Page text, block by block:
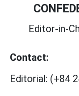
Editor-in-
Contact:
Editorial: (+84